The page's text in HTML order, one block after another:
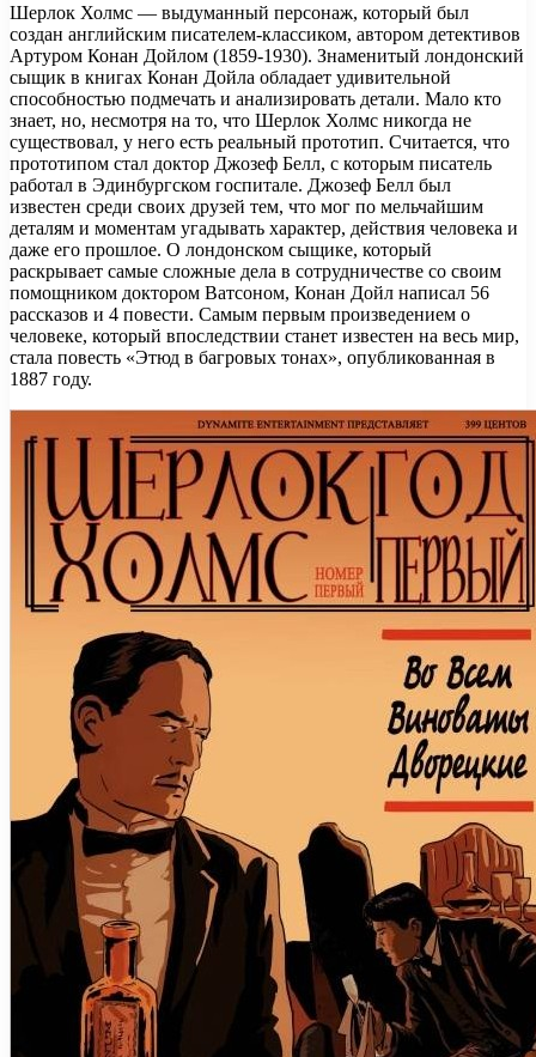
Шерлок Холмс — выдуманный персонаж, который был
создан английским писателем-классиком, автором детективов
Артуром Конан Дойлом (1859-1930). Знаменитый лондонский
сыщик в книгах Конан Дойла обладает удивительной
способностью подмечать и анализировать детали. Мало кто
знает, но, несмотря на то, что Шерлок Холмс никогда не
существовал, у него есть реальный прототип. Считается, что
прототипом стал доктор Джозеф Белл, с которым писатель
работал в Эдинбургском госпитале. Джозеф Белл был
известен среди своих друзей тем, что мог по мельчайшим
деталям и моментам угадывать характер, действия человека и
даже его прошлое. О лондонском сыщике, который
раскрывает самые сложные дела в сотрудничестве со своим
помощником доктором Ватсоном, Конан Дойл написал 56
рассказов и 4 повести. Самым первым произведением о
человеке, который впоследствии станет известен на весь мир,
стала повесть «Этюд в багровых тонах», опубликованная в
1887 году.